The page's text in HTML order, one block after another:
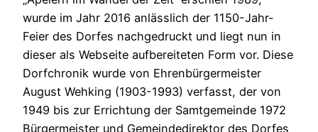
wurde im Jahr 2016 anlässlich der 1150-Jahr-
Feier des Dorfes nachgedruckt und liegt nun in
dieser als Webseite aufbereiteten Form vor. Diese
Dorfchronik wurde von Ehrenbürgermeister
August Wehking (1903-1993) verfasst, der von
1949 bis zur Errichtung der Samtgemeinde 1972
Bürgermeister und Gemeindedirektor des Dorfes